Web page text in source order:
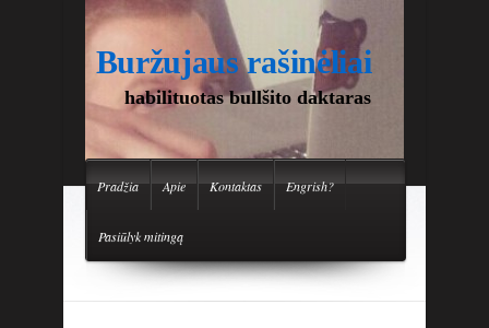
Buržujaus rašinėliai
habilituotas bullšito daktaras
Pradžia Apie Kontaktas Engrish?
Pasiūlyk mitingą